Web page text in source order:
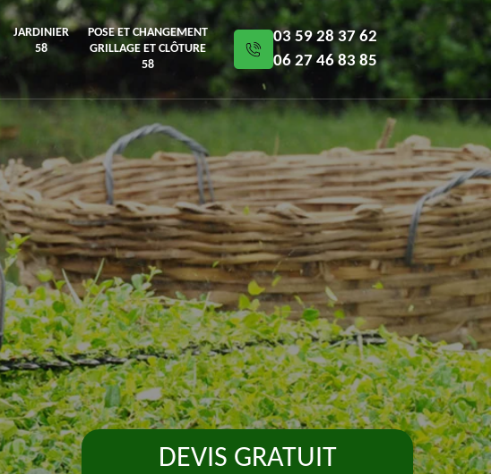
JARDINIER
58
POSE ET CHANGEMENT
GRILLAGE ET CLÔTURE
58
03 59 28 37 62
06 27 46 83 85
DEVIS GRATUIT